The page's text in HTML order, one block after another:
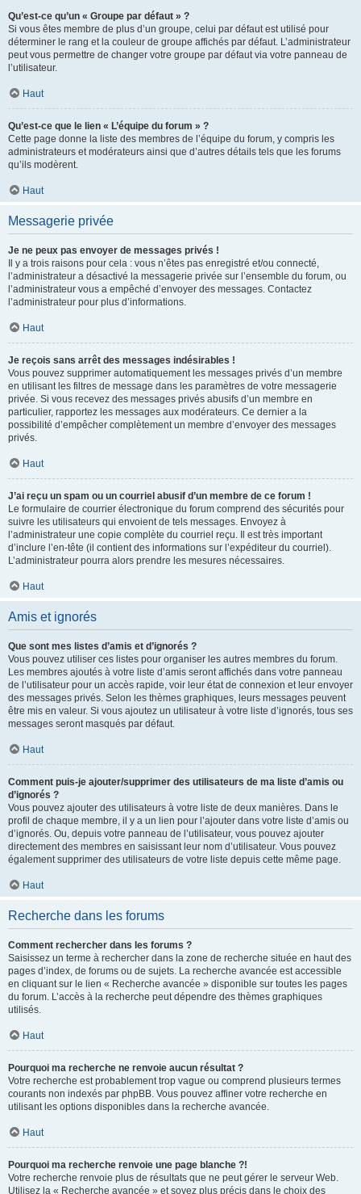
Qu’est-ce qu’un « Groupe par défaut » ?
Si vous êtes membre de plus d’un groupe, celui par défaut est utilisé pour
déterminer le rang et la couleur de groupe affichés par défaut. L’administrateur
peut vous permettre de changer votre groupe par défaut via votre panneau de
l’utilisateur.
Haut
Qu’est-ce que le lien « L’équipe du forum » ?
Cette page donne la liste des membres de l’équipe du forum, y compris les
administrateurs et modérateurs ainsi que d’autres détails tels que les forums
qu’ils modèrent.
Haut
Messagerie privée
Je ne peux pas envoyer de messages privés !
Il y a trois raisons pour cela : vous n’êtes pas enregistré et/ou connecté,
l’administrateur a désactivé la messagerie privée sur l’ensemble du forum, ou
l’administrateur vous a empêché d’envoyer des messages. Contactez
l’administrateur pour plus d’informations.
Haut
Je reçois sans arrêt des messages indésirables !
Vous pouvez supprimer automatiquement les messages privés d’un membre
en utilisant les filtres de message dans les paramètres de votre messagerie
privée. Si vous recevez des messages privés abusifs d’un membre en
particulier, rapportez les messages aux modérateurs. Ce dernier a la
possibilité d’empêcher complètement un membre d’envoyer des messages
privés.
Haut
J’ai reçu un spam ou un courriel abusif d’un membre de ce forum !
Le formulaire de courrier électronique du forum comprend des sécurités pour
suivre les utilisateurs qui envoient de tels messages. Envoyez à
l’administrateur une copie complète du courriel reçu. Il est très important
d’inclure l’en-tête (il contient des informations sur l’expéditeur du courriel).
L’administrateur pourra alors prendre les mesures nécessaires.
Haut
Amis et ignorés
Que sont mes listes d’amis et d’ignorés ?
Vous pouvez utiliser ces listes pour organiser les autres membres du forum.
Les membres ajoutés à votre liste d’amis seront affichés dans votre panneau
de l’utilisateur pour un accès rapide, voir leur état de connexion et leur envoyer
des messages privés. Selon les thèmes graphiques, leurs messages peuvent
être mis en valeur. Si vous ajoutez un utilisateur à votre liste d’ignorés, tous ses
messages seront masqués par défaut.
Haut
Comment puis-je ajouter/supprimer des utilisateurs de ma liste d’amis ou
d’ignorés ?
Vous pouvez ajouter des utilisateurs à votre liste de deux manières. Dans le
profil de chaque membre, il y a un lien pour l’ajouter dans votre liste d’amis ou
d’ignorés. Ou, depuis votre panneau de l’utilisateur, vous pouvez ajouter
directement des membres en saisissant leur nom d’utilisateur. Vous pouvez
également supprimer des utilisateurs de votre liste depuis cette même page.
Haut
Recherche dans les forums
Comment rechercher dans les forums ?
Saisissez un terme à rechercher dans la zone de recherche située en haut des
pages d’index, de forums ou de sujets. La recherche avancée est accessible
en cliquant sur le lien « Recherche avancée » disponible sur toutes les pages
du forum. L’accès à la recherche peut dépendre des thèmes graphiques
utilisés.
Haut
Pourquoi ma recherche ne renvoie aucun résultat ?
Votre recherche est probablement trop vague ou comprend plusieurs termes
courants non indexés par phpBB. Vous pouvez affiner votre recherche en
utilisant les options disponibles dans la recherche avancée.
Haut
Pourquoi ma recherche renvoie une page blanche ?!
Votre recherche renvoie plus de résultats que ne peut gérer le serveur Web.
Utilisez la « Recherche avancée » et soyez plus précis dans le choix des